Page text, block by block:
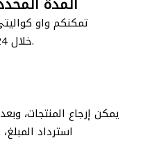
تمكنكم واو
خلال 24 ساعة من تاريخ استلام الشحنة.
يمكن إرجاع المنتجات،
استرداد